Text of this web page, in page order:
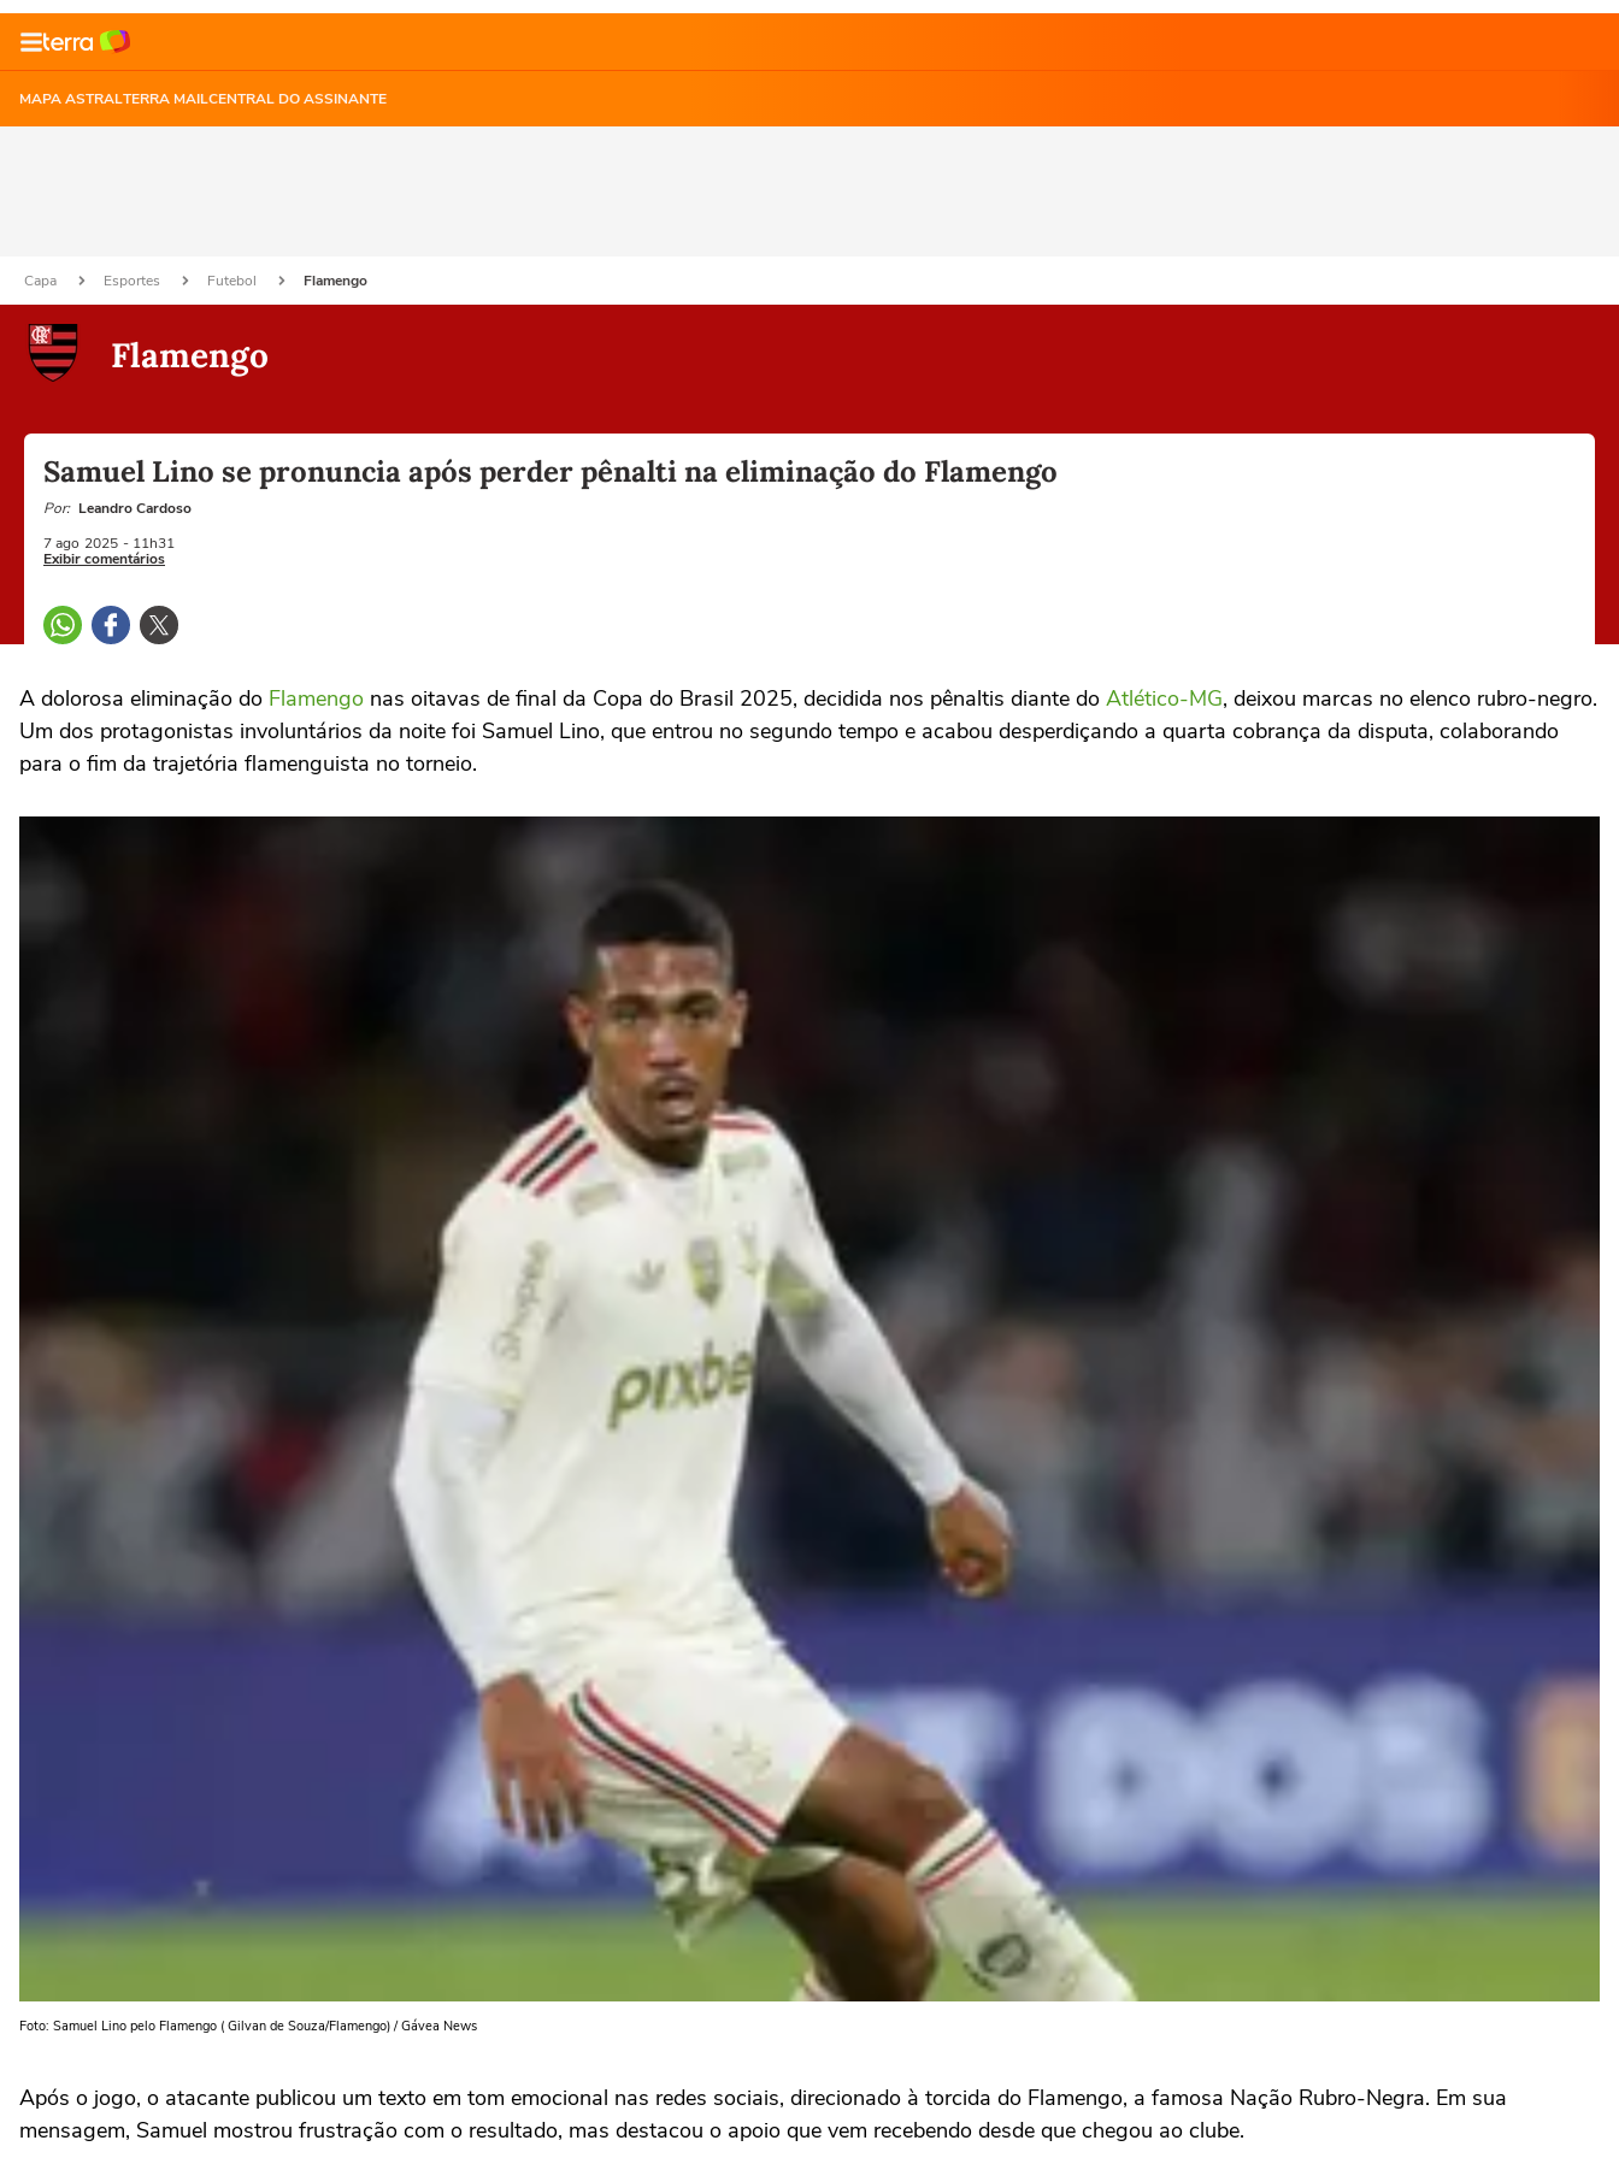
MAPA ASTRALTERRA MAILCENTRAL DO ASSINANTE
Capa Esportes Futebol Flamengo
Flamengo
Samuel Lino se pronuncia após perder pênalti na eliminação do Flamengo
Por: Leandro Cardoso
7 ago 2025 - 11h31
Exibir comentários
A dolorosa eliminação do Flamengo nas oitavas de final da Copa do Brasil 2025, decidida nos pênaltis diante do Atlético-MG, deixou marcas no elenco rubro-negro.
Um dos protagonistas involuntários da noite foi Samuel Lino, que entrou no segundo tempo e acabou desperdiçando a quarta cobrança da disputa, colaborando
para o fim da trajetória flamenguista no torneio.
Foto: Samuel Lino pelo Flamengo ( Gilvan de Souza/Flamengo) / Gávea News
Após o jogo, o atacante publicou um texto em tom emocional nas redes sociais, direcionado à torcida do Flamengo, a famosa Nação Rubro-Negra. Em sua
mensagem, Samuel mostrou frustração com o resultado, mas destacou o apoio que vem recebendo desde que chegou ao clube.